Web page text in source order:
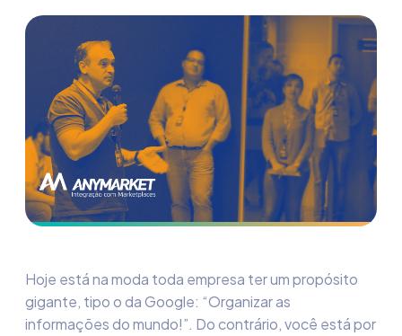
Hoje está na moda toda empresa ter um propósito
gigante, tipo o da Google: “Organizar as
informações do mundo!”. Do contrário, você está por